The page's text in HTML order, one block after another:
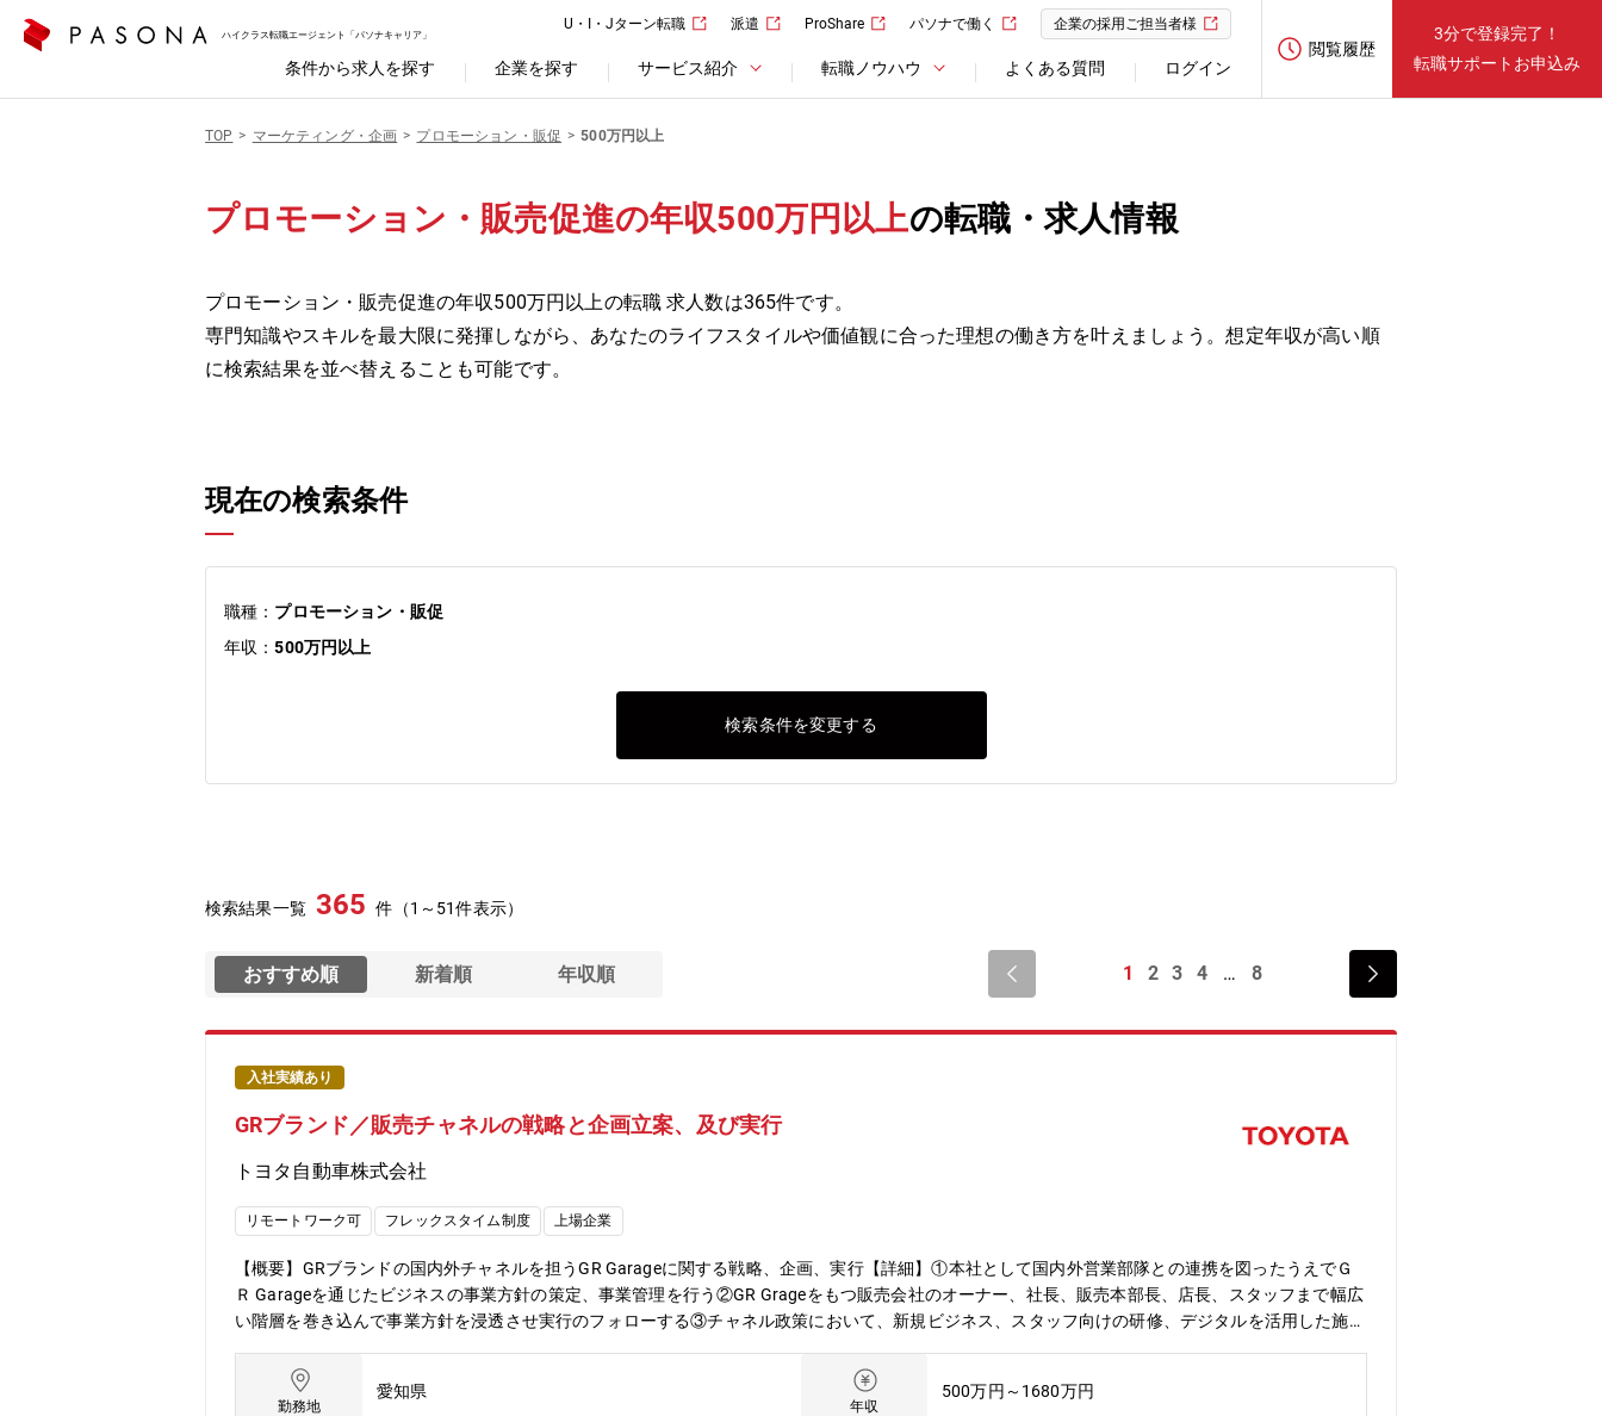
ハイクラス転職エージェント「パソナキャリア」
U・I・Jターン転職 派遣 ProShare パソナで働く 企業の採用ご担当者様
条件から求人を探す 企業を探す サービス紹介 転職ノウハウ よくある質問 ログイン
閲覧履歴
3分で登録完了！
転職サポートお申込み
TOP マーケティング・企画 プロモーション・販促 500万円以上
プロモーション・販売促進の年収500万円以上の転職・求人情報
プロモーション・販売促進の年収500万円以上の転職 求人数は365件です。
専門知識やスキルを最大限に発揮しながら、あなたのライフスタイルや価値観に合った理想の働き方を叶えましょう。想定年収が高い順
に検索結果を並べ替えることも可能です。
現在の検索条件
職種： プロモーション・販促
年収：500万円以上
検索条件を変更する
検索結果一覧 365 件（1～51件表示）
おすすめ順 新着順 年収順 1 2 3 4 8
入社実績あり
GRブランド／販売チャネルの戦略と企画立案、及び実行
トヨタ自動車株式会社
リモートワーク可 フレックスタイム制度 上場企業
【概要】GRブランドの国内外チャネルを担うGR Garageに関する戦略、企画、実行【詳細】①本社として国内外営業部隊との連携を図ったうえでＧ
Ｒ Garageを通じたビジネスの事業方針の策定、事業管理を行う②GR Grageをもつ販売会社のオーナー、社長、販売本部長、店長、スタッフまで幅広
い階層を巻き込んで事業方針を浸透させ実行のフォローする③チャネル政策において、新規ビジネス、スタッフ向けの研修、デジタルを活用した施策
求めています ①GRブランドの車両・パーツを販売するGR Garageのチャネル戦略・方針の立案 ②GR Garageの既存・新規のビジネスの事業管
理、運営 ③GR Garageのスタッフ向けの研修実施 ④デジタルを活用したロイヤリティ強化
勤務地
愛知県
年収
500万円～1680万円